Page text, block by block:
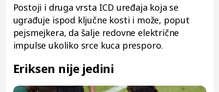
Postoji i druga vrsta ICD uređaja koja se
ugrađuje ispod ključne kosti i može, poput
pejsmejkera, da šalje redovne električne
impulse ukoliko srce kuca presporo.
Eriksen nije jedini